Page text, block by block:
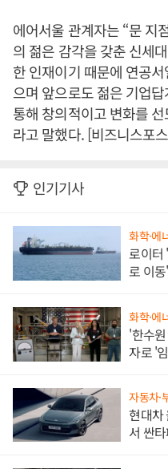
에어서울 관계자는 “문 지
의 젊은 감각을 갖춘 신세
한 인재이기 때문에 연공
으며 앞으로도 젊은 기업
통해 창의적이고 변화를
라고 말했다. [비즈니스포
인기기사
화학·에
로이터
로 이
화학·에
'한수
자로 '
자동차·
현대차
서 싼